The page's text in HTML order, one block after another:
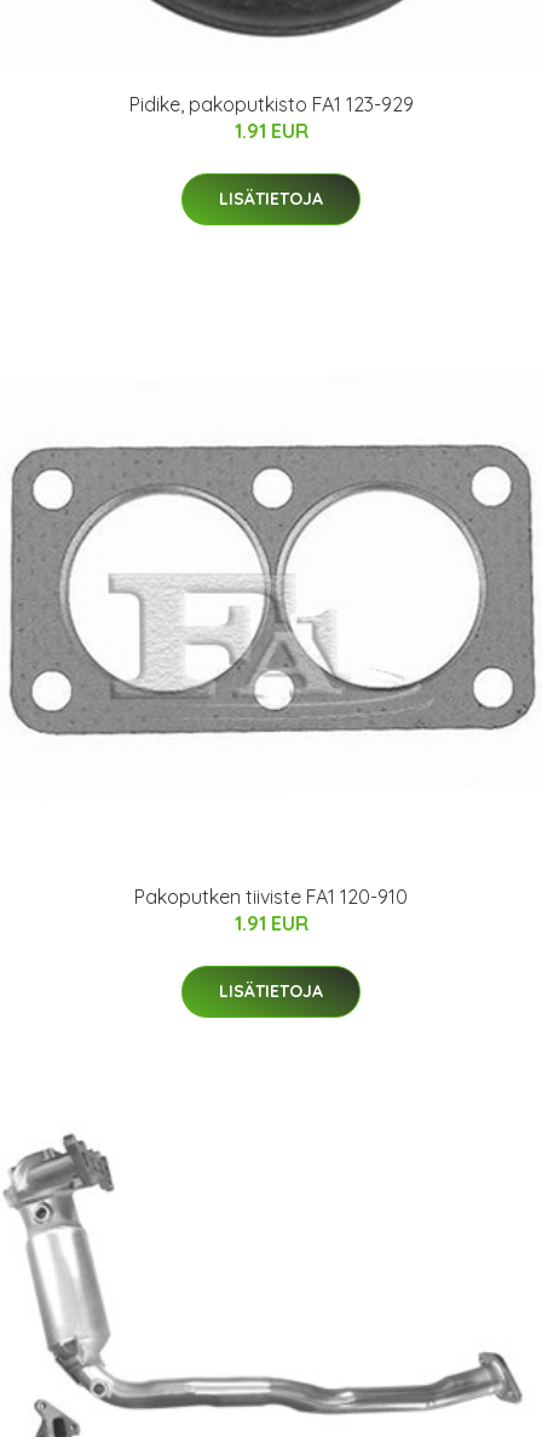
Pidike, pakoputkisto FA1 123-929
1.91 EUR
LISÄTIETOJA
Pakoputken tiiviste FA1 120-910
1.91 EUR
LISÄTIETOJA